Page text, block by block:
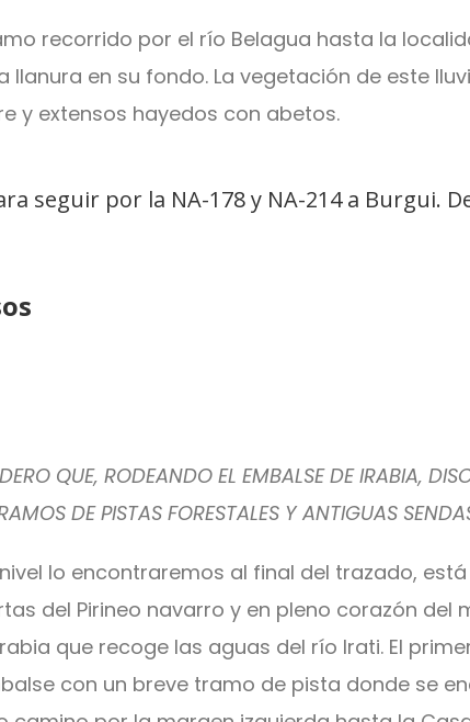
recorrido por el río Belagua hasta la
en su fondo. La vegetación de este
y extensos hayedos con abetos.
seguir por la NA-178 y NA-214 a Burgui.
QUE, RODEANDO EL EMBALSE DE IRABIA,
DE PISTAS FORESTALES Y ANTIGUAS
lo encontraremos al final del trazado,
del Pirineo navarro y en pleno corazón
que recoge las aguas del río Irati. El
con un breve tramo de pista donde se